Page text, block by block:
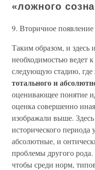
«ложного
9. Вторичное
Таким образом, и здесь
необходимостью ведет
следующую стадию, где
тотального и
оценивающее понятие
оценка совершенно
изображали выше.
исторического периода
абсолютные, и
проблемы другого рода.
чтобы среди норм,